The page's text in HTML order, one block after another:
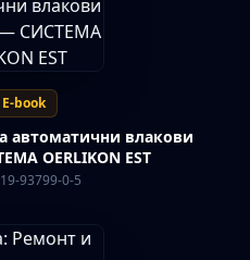
E-book
автоматични влакови
OERLIKON EST
93799-0-5